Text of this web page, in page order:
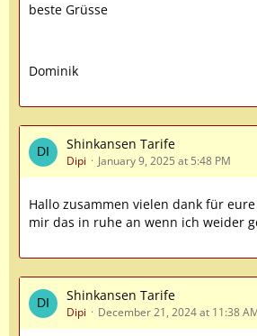
beste Grüsse
Dominik
Shinkansen Tarife
Dipi January 9, 2025 at 5:48 PM
Hallo zusammen vielen dank für
mir das in ruhe an wenn ich weider
Shinkansen Tarife
Dipi December 21, 2024 at 11:38